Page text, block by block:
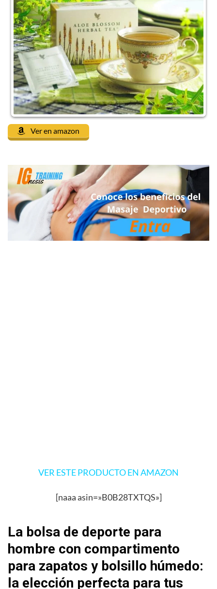
Ver en amazon
VER ESTE PRODUCTO EN AMAZON
[naaa asin=»B0B28TXTQS»]
La bolsa de deporte para
hombre con compartimento
para zapatos y bolsillo húmedo:
la elección perfecta para tus